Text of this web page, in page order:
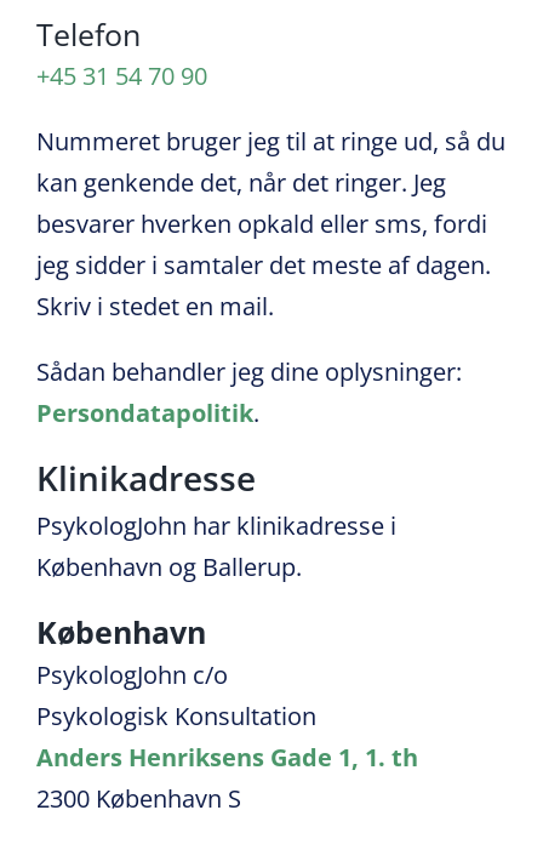
Telefon
+45 31 54 70 90
Nummeret bruger jeg til at ringe ud, så du
kan genkende det, når det ringer. Jeg
besvarer hverken opkald eller sms, fordi
jeg sidder i samtaler det meste af dagen.
Skriv i stedet en mail.
Sådan behandler jeg dine oplysninger:
Persondatapolitik.
Klinikadresse
PsykologJohn har klinikadresse i
København og Ballerup.
København
PsykologJohn c/o
Psykologisk Konsultation
Anders Henriksens Gade 1, 1. th
2300 København S